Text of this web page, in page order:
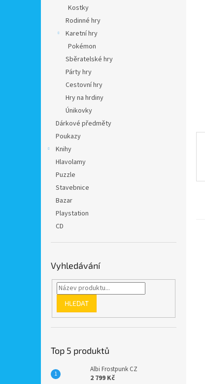
Kostky
Rodinné hry
Karetní hry
Pokémon
Sběratelské hry
Párty hry
Cestovní hry
Hry na hrdiny
Únikovky
Dárkové předměty
Poukazy
Knihy
Hlavolamy
Puzzle
Stavebnice
Bazar
Playstation
CD
Vyhledávání
HLEDAT
Top 5 produktů
Albi Frostpunk CZ
2 799 Kč